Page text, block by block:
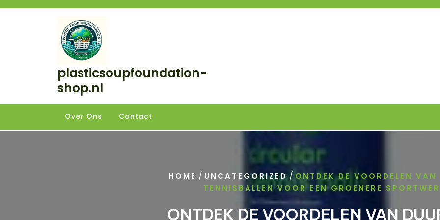
plasticsoupfoundation-
shop.nl
Over Ons Contact
HOME / UNCATEGORIZED/ ONTDEK DE VOORDELEN VAN
TENNISBALLEN VOOR EEN GROENERE
ONTDEK DE VOORDELEN VAN